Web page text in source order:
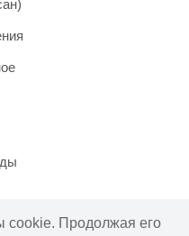
cookie. Продолжая его